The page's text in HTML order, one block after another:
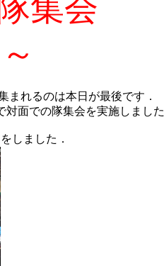
集会
まれるのは本日が最後です．
対面での隊集会を実施しまし
しました．